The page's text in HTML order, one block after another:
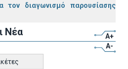
τον διαγωνισμό παρουσίασης
Νέα
A+
A-